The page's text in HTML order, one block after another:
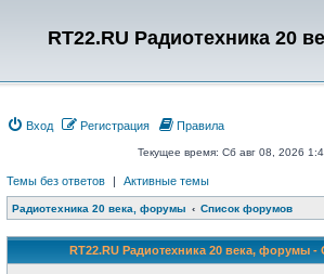
RT22.RU Радиотехника 20
Вход Регистрация Правила
Текущее время: Сб авг 08, 2026
Темы без ответов | Активные темы
Радиотехника 20 века, форумы Список форумов
RT22.RU Радиотехника 20 века, форумы